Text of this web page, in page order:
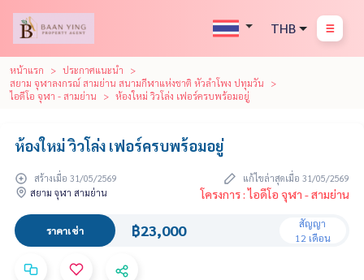
THB
หน้าแรก
ประกาศแนะนำ
สยาม จุฬาลงกรณ์ สามย่าน สนามกีฬาแห่งชาติ หัวลำโพง ปทุมวัน
ไอดีโอ จุฬา - สามย่าน
ห้องใหม่ วิวโล่ง เฟอร์ครบพร้อมอยู่
ห้องใหม่ วิวโล่ง เฟอร์ครบพร้อมอยู่
สร้างเมื่อ 31/05/2569
แก้ไขล่าสุดเมื่อ 31/05/2569
สยาม จุฬา สามย่าน
โครงการ : ไอดีโอ จุฬา - สามย่าน
ราคาเช่า ฿23,000
สัญญา
12 เดือน